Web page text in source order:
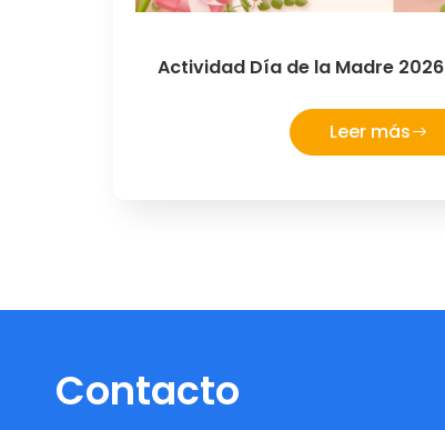
Actividad Día de la Madre 2026
Leer más
Contacto